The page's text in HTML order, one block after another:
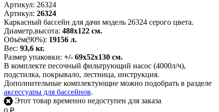
Артикул: 26324
Артикул: 26324
Каркасный бассейн для дачи модель 26324 серого цвета.
Диаметр,высота: 488х122 см.
Объём(90%): 19156 л.
Вес: 93,6 кг.
Размер упаковки: +/- 69х52х130 см.
В комплекте песочный фильтрующий насос (4000л/ч),
подстилка, покрывало, лестница, инструкция.
Дополнительные комплектующие можно подобрать в разделе
аксессуары для бассейнов.
Этот товар временно недоступен для заказа